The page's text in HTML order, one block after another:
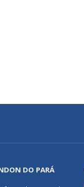
DO PARÁ